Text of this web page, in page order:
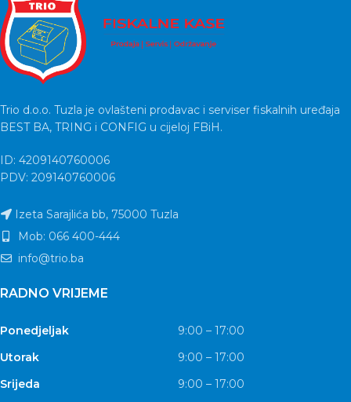
Trio d.o.o. Tuzla je ovlašteni prodavac i serviser fiskalnih uređaja
BEST BA, TRING i CONFIG u cijeloj FBiH.
ID: 4209140760006
PDV: 209140760006
Izeta Sarajlića bb, 75000 Tuzla
Mob: 066 400-444
info@trio.ba
RADNO VRIJEME
Ponedjeljak
9:00 – 17:00
Utorak
9:00 – 17:00
Srijeda
9:00 – 17:00